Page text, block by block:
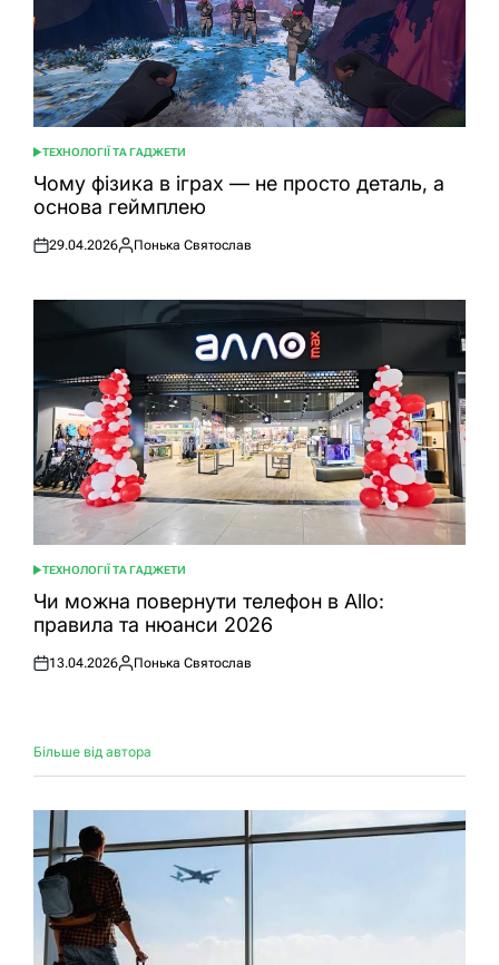
ОПУБЛІКУВАТИ
У
ТЕХНОЛОГІЇ ТА ГАДЖЕТИ
Чому фізика в іграх — не просто деталь, а
основа геймплею
Оприлюднено
29.04.2026
Опубліковано
Понька Святослав
ОПУБЛІКУВАТИ
У
ТЕХНОЛОГІЇ ТА ГАДЖЕТИ
Чи можна повернути телефон в Allo:
правила та нюанси 2026
Оприлюднено
13.04.2026
Опубліковано
Понька Святослав
Більше від автора